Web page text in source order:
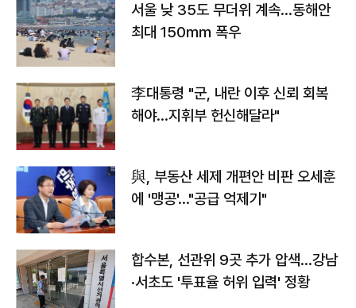
서울 낮 35도 무더위 계속…동해안
최대 150㎜ 폭우
李대통령 "군, 내란 이후 신뢰 회복
해야…지휘부 헌신해달라"
與, 부동산 세제 개편안 비판 오세훈
에 '맹공'…"공급 억제기"
합수본, 선관위 9곳 추가 압색…강남
·서초도 '투표율 허위 입력' 정황